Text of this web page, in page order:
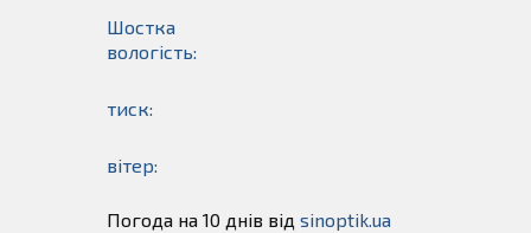
Шостка
вологість:
тиск:
вітер:
Погода на 10 днів від sinoptik.ua